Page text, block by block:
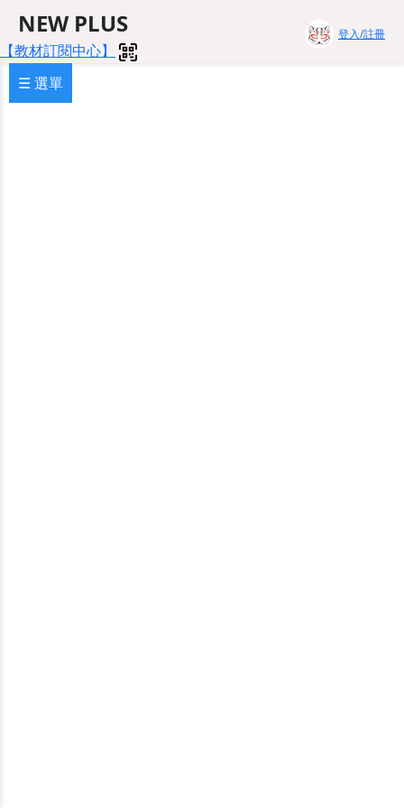
NEW PLUS
【教材訂閱中心】
登入/註冊
☰ 選單